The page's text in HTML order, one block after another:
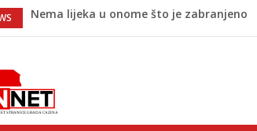
Nema lijeka u onome što je zabranjeno
Umjetnost usporenosti – Kako